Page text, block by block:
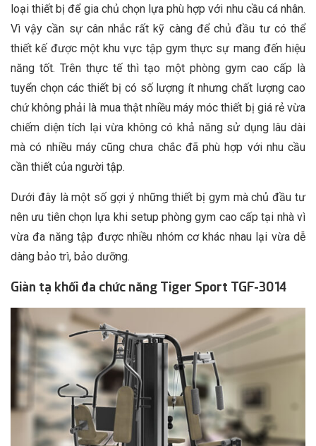
loại thiết bị để gia chủ chọn lựa phù hợp với nhu cầu cá nhân.
Vì vậy cần sự cân nhắc rất kỹ càng để chủ đầu tư có thể
thiết kế được một khu vực tập gym thực sự mang đến hiệu
năng tốt. Trên thực tế thì tạo một phòng gym cao cấp là
tuyển chọn các thiết bị có số lượng ít nhưng chất lượng cao
chứ không phải là mua thật nhiều máy móc thiết bị giá rẻ vừa
chiếm diện tích lại vừa không có khả năng sử dụng lâu dài
mà có nhiều máy cũng chưa chắc đã phù hợp với nhu cầu
cần thiết của người tập.
Dưới đây là một số gợi ý những thiết bị gym mà chủ đầu tư
nên ưu tiên chọn lựa khi setup phòng gym cao cấp tại nhà vì
vừa đa năng tập được nhiều nhóm cơ khác nhau lại vừa dễ
dàng bảo trì, bảo dưỡng.
Giàn tạ khối đa chức năng Tiger Sport TGF-3014